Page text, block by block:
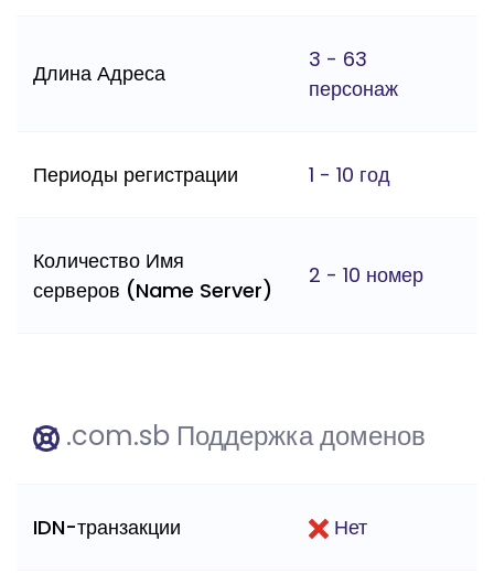
Длина Адреса
3 - 63
персонаж
Периоды регистрации 1 - 10 год
Количество Имя
серверов (Name Server)
2 - 10 номер
.com.sb Поддержка доменов
IDN-транзакции Нет